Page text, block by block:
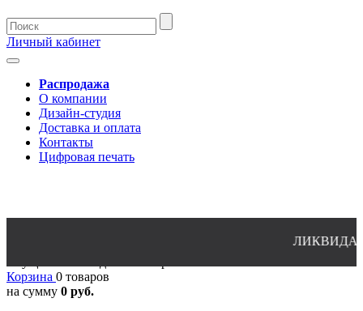
Личный кабинет
Распродажа
О компании
Дизайн-студия
Доставка и оплата
Контакты
Цифровая печать
Корзина 0 товаров
на сумму 0 руб.